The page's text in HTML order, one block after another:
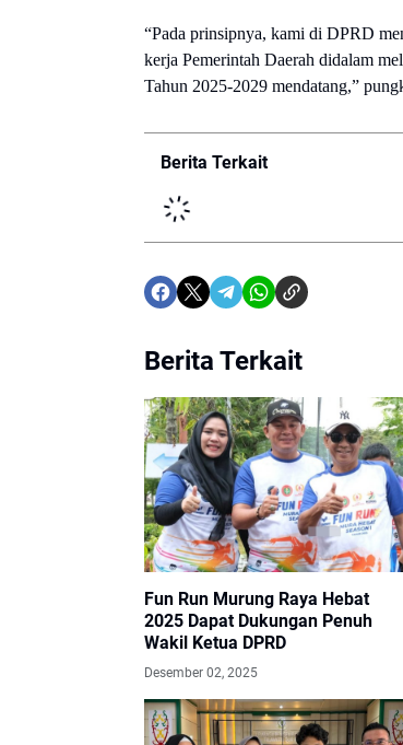
“Pada prinsipnya, kami di DPRD
kerja Pemerintah Daerah didalam
Tahun 2025-2029 mendatang,”
Berita Terkait
Berita Terkait
Fun Run Murung Raya Hebat
2025 Dapat Dukungan Penuh
Wakil Ketua DPRD
Desember 02, 2025